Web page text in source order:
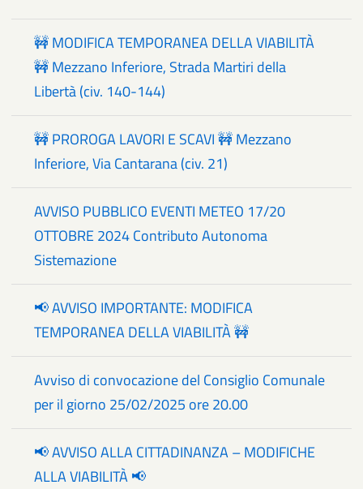
🚧 MODIFICA TEMPORANEA DELLA VIABILITÀ
🚧 Mezzano Inferiore, Strada Martiri della
Libertà (civ. 140-144)
🚧 PROROGA LAVORI E SCAVI 🚧 Mezzano
Inferiore, Via Cantarana (civ. 21)
AVVISO PUBBLICO EVENTI METEO 17/20
OTTOBRE 2024 Contributo Autonoma
Sistemazione
📢 AVVISO IMPORTANTE: MODIFICA
TEMPORANEA DELLA VIABILITÀ 🚧
Avviso di convocazione del Consiglio Comunale
per il giorno 25/02/2025 ore 20.00
📢 AVVISO ALLA CITTADINANZA – MODIFICHE
ALLA VIABILITÀ 📢